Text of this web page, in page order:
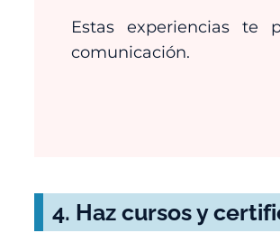
Estas experiencias te
comunicación.
4. Haz cursos y